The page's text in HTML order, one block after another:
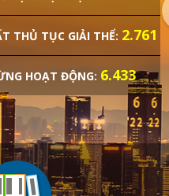
THỦ TỤC GIẢI THỂ: 2.761
HOẠT ĐỘNG: 6.433